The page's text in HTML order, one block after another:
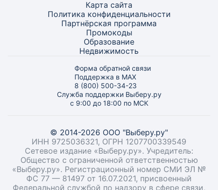
Карта сайта
Политика конфиденциальности
Партнёрская программа
Промокоды
Образование
Недвижимость
Форма обратной связи
Поддержка в MAX
8 (800) 500-34-23
Служба поддержки Выберу.ру
с 9:00 до 18:00 по МСК
© 2014-2026 ООО "Выберу.ру"
ИНН 9725036321, ОГРН 1207700339549
Сетевое издание «Выберу.ру». Учредитель:
Общество с ограниченной ответственностью
«Выберу.ру». Регистрационный номер СМИ ЭЛ №
ФС 77 — 81497 от 16.07.2021, присвоенный
Федеральной службой по надзору в сфере связи,